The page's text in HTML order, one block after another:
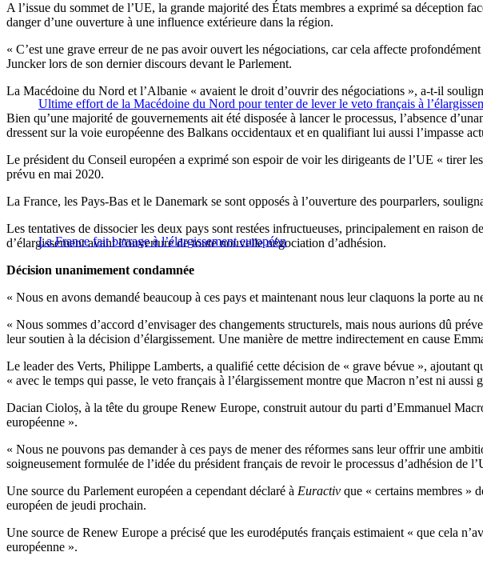
A l’issue du sommet de l’UE, la grande majorité des États membres a exprimé sa déception
danger d’une ouverture à une influence extérieure dans la région.
« C’est une grave erreur de ne pas avoir ouvert les négociations, car cela affecte
Juncker lors de son dernier discours devant le Parlement.
Ultime effort de la Macédoine du Nord pour tenter de lever le veto français à
La Macédoine du Nord et l’Albanie « avaient le droit d’ouvrir des négociations », a-t-il
Bien qu’une majorité de gouvernements ait été disposée à lancer le processus, l’absence
dressent sur la voie européenne des Balkans occidentaux et en qualifiant lui aussi l’impasse
Le président du Conseil européen a exprimé son espoir de voir les dirigeants de l’UE « tirer
prévu en mai 2020.
La France, les Pays-Bas et le Danemark se sont opposés à l’ouverture des pourparlers,
La France fait barrage à l’élargissement européen
Les tentatives de dissocier les deux pays sont restées infructueuses, principalement en raison
d’élargissement avant l’ouverture de toute nouvelle négociation d’adhésion.
Décision unanimement condamnée
« Nous en avons demandé beaucoup à ces pays et maintenant nous leur claquons la porte
« Nous sommes d’accord d’envisager des changements structurels, mais nous aurions dû
leur soutien à la décision d’élargissement. Une manière de mettre indirectement en cause
Le leader des Verts, Philippe Lamberts, a qualifié cette décision de « grave bévue »,
« avec le temps qui passe, le veto français à l’élargissement montre que Macron n’est ni
Dacian Cioloș, à la tête du groupe Renew Europe, construit autour du parti d’Emmanuel
européenne ».
« Nous ne pouvons pas demander à ces pays de mener des réformes sans leur offrir une
soigneusement formulée de l’idée du président français de revoir le processus d’adhésion de
Une source du Parlement européen a cependant déclaré à Euractiv que « certains membres »
européen de jeudi prochain.
Une source de Renew Europe a précisé que les eurodéputés français estimaient « que cela
européenne ».